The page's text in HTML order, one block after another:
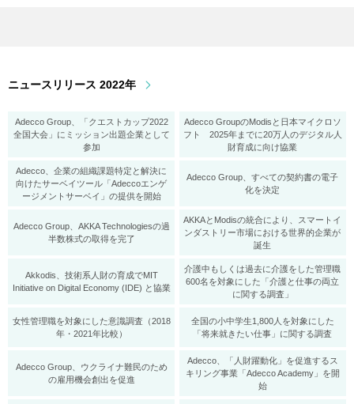
ニュースリリース 2022年
Adecco Group、「クエストカップ2022
全国大会」にミッション出題企業として
参加
Adecco GroupのModisと日本マイクロソ
フト 2025年までに20万人のデジタル人
財育成に向け協業
Adecco、企業の組織課題特定と解決に
向けたサーベイツール「Adeccoエンゲ
ージメントサーベイ」の提供を開始
Adecco Group、すべての契約書の電子
化を決定
Adecco Group、AKKA Technologiesの過
半数株式の取得を完了
AKKAとModisの統合により、スマートイ
ンダストリー市場における世界的企業が
誕生
Akkodis、技術系人財の育成でMIT
Initiative on Digital Economy (IDE) と協業
介護中もしくは過去に介護をした管理職
600名を対象にした「介護と仕事の両立
に関する調査」
女性管理職を対象にした意識調査（2018
年・2021年比較）
全国の小中学生1,800人を対象にした
「将来就きたい仕事」に関する調査
Adecco Group、ウクライナ難民のため
の雇用機会創出を促進
Adecco、「人財躍動化」を促進するス
キリング事業「Adecco Academy」を開
始